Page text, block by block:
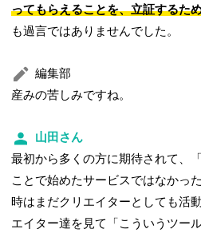
ってもらえることを、立証するた
も過言ではありませんでした。
編集部
産みの苦しみですね。
山田さん
最初から多くの方に期待されて、
ことで始めたサービスではなかっ
時はまだクリエイターとしても活
エイター達を見て「こういうツー